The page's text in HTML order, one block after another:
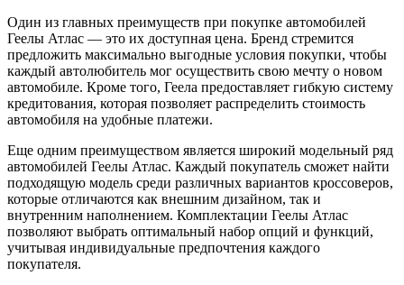
Один из главных преимуществ при покупке автомобилей
Геелы Атлас — это их доступная цена. Бренд стремится
предложить максимально выгодные условия покупки, чтобы
каждый автолюбитель мог осуществить свою мечту о новом
автомобиле. Кроме того, Геела предоставляет гибкую систему
кредитования, которая позволяет распределить стоимость
автомобиля на удобные платежи.
Еще одним преимуществом является широкий модельный ряд
автомобилей Геелы Атлас. Каждый покупатель сможет найти
подходящую модель среди различных вариантов кроссоверов,
которые отличаются как внешним дизайном, так и
внутренним наполнением. Комплектации Геелы Атлас
позволяют выбрать оптимальный набор опций и функций,
учитывая индивидуальные предпочтения каждого
покупателя.